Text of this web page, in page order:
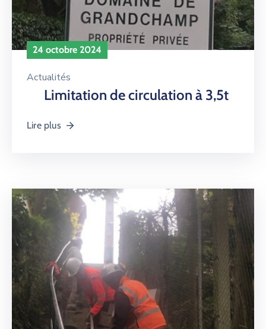
24 octobre 2024
Actualités
Limitation de circulation à 3,5t
Lire plus